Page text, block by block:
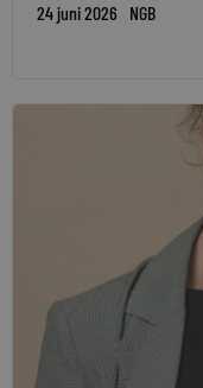
24 juni 2026 NGB